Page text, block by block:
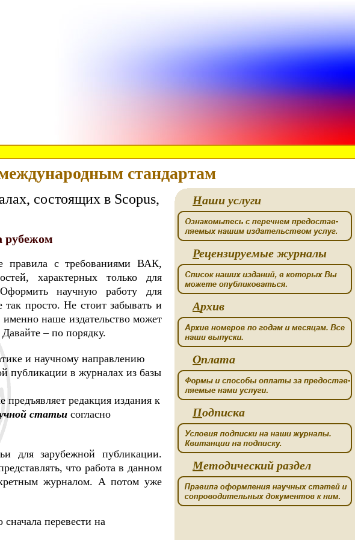
стандартам
Наши услуги
Рецензируемые журналы
Архив
Оплата
Подписка
Методический раздел
состоящих в Scopus,
рубежом
правила с требованиями ВАК,
характерных только для
научную работу для
так просто. Не стоит забывать и
наше издательство может
– по порядку.
и научному направлению
публикации в журналах из базы
редакция издания к
статьи согласно
для зарубежной публикации.
что работа в данном
журналом. А потом уже
сначала перевести на